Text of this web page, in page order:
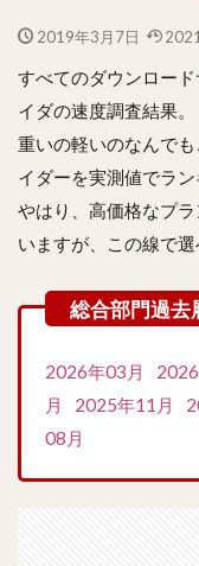
2019年3月7日
すべてのダウンロー
イダの速度調査結果。
重いの軽いのなんで
イダーを実測値でラン
やはり、高価格なプ
いますが、この線で選
2026年03月
月
2025年11月
08月